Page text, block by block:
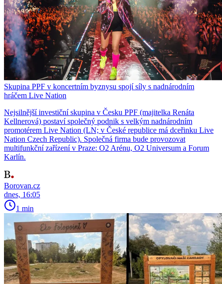
Skupina PPF v koncertním byznysu spojí síly s nadnárodním
hráčem Live Nation
Nejsilnější investiční skupina v Česku PPF (majitelka Renáta
Kellnerová) postaví společný podnik s velkým nadnárodním
promotérem Live Nation (LN; v České republice má dceřinku Live
Nation Czech Republic). Společná firma bude provozovat
multifunkční zařízení v Praze: O2 Arénu, O2 Universum a Forum
Karlín.
Borovan.cz
dnes, 16:05
1 min